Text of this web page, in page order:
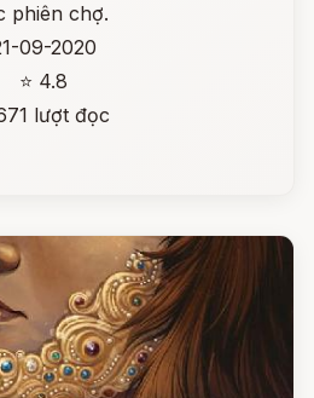
phiên chợ.
09-2020
⭐ 4.8
lượt đọc